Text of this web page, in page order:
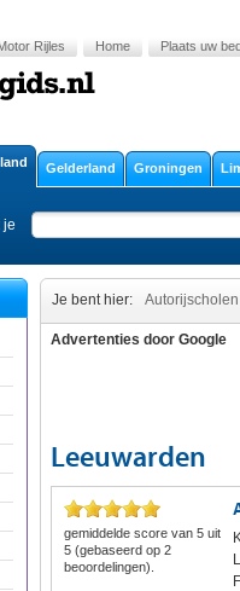
Rijles Home Plaats uw
Gelderland Groningen
je
Je bent hier: Autorijscholen
Advertenties door Google
Leeuwarden
gemiddelde score van 5 uit
5 (gebaseerd op 2
beoordelingen).